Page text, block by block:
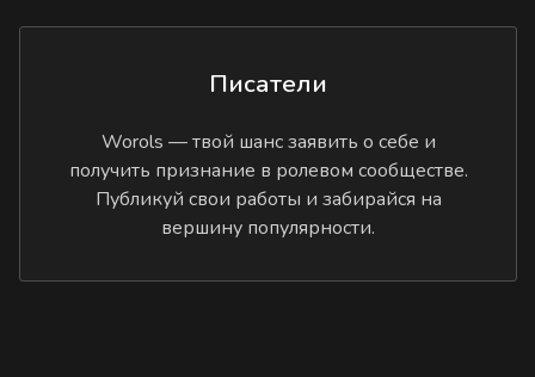
Писатели
Worols — твой шанс заявить о себе и
получить признание в ролевом сообществе.
Публикуй свои работы и забирайся на
вершину популярности.